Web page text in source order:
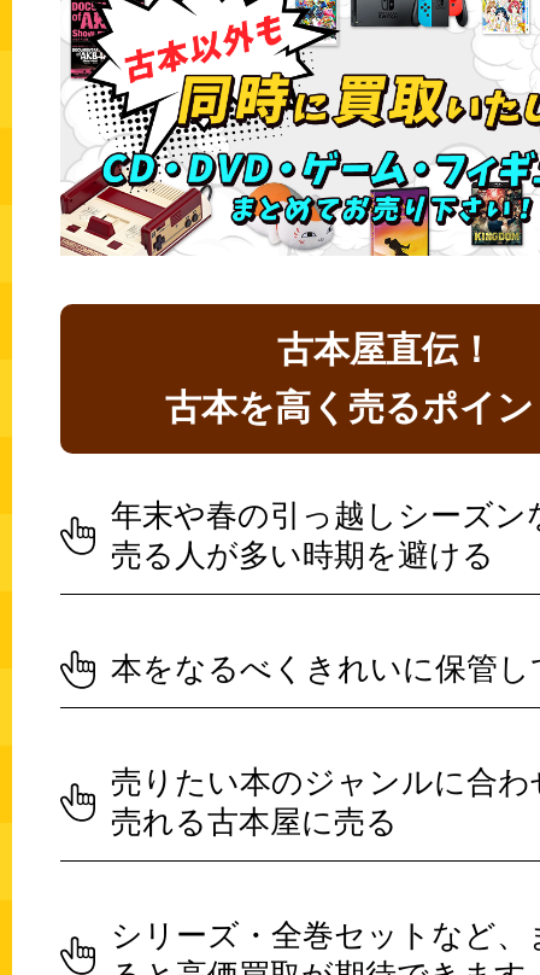
古本屋直伝！
古本を高く売るポイ
年末や春の引っ越しシーズン
売る人が多い時期を避ける
本をなるべくきれいに保管し
売りたい本のジャンルに合わ
売れる古本屋に売る
シリーズ・全巻セットなど、